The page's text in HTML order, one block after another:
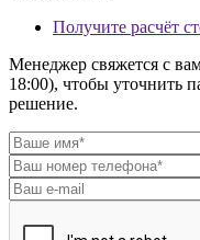
Получите расчёт
Менеджер свяжется с
18:00), чтобы уточнить
решение.